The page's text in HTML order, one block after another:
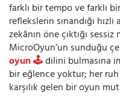
farklı bir tempo ve farklı
reflekslerin sınandığı
zekânın öne çıktığı
MicroOyun’un sunduğu
oyun 🕹️dilini bulmasına
bir eğlence yoktur; her
karşılık gelen bir oyun